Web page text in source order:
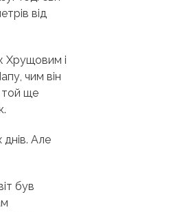
від
Хрущовим і
чим він
той ще
Але
був